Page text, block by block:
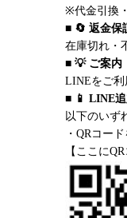
※代金引換
■ 🔄 返金保
在庫切れ・
■ 💡 ご案内
LINEをご利
■ 📱 LINE
以下のいず
・QRコー
【ここに